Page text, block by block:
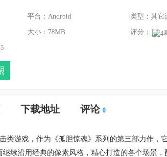
平台：Android 类型：其它
大小：78MB 评分：
下载地址 评论 0
类游戏，作为《孤胆惊魂》系列的第三部力作，
续沿用经典的像素风格，精心打造的各个场景，